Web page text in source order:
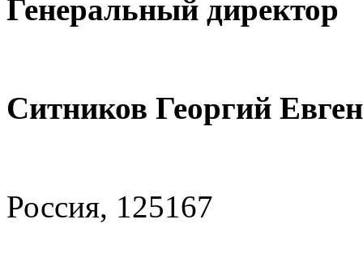
Генеральный директор
Ситников Георгий
Россия, 125167